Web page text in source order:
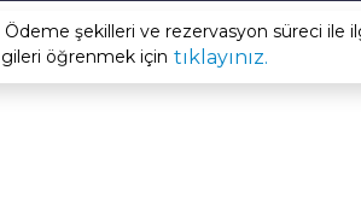
Ödeme şekilleri ve rezervasyon süreci ile
öğrenmek için tıklayınız.